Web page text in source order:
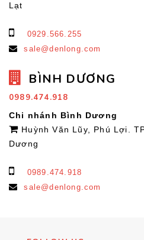
Lạt
0929.566.255
sale@denlong.com
BÌNH DƯƠNG
0989.474.918
Chi nhánh Bình Dương
Huỳnh Văn Lũy, Phú Lợi.
Dương
0989.474.918
sale@denlong.com